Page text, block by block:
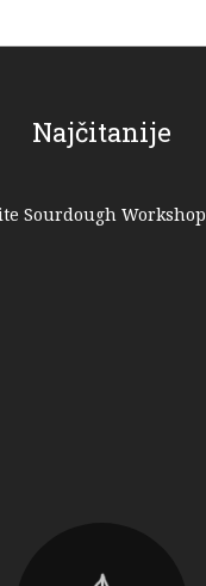
Najčitanije
Sourdough Workshop